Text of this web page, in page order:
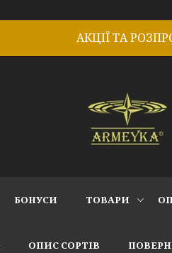
АКЦІЇ ТА
БОНУСИ ТОВАРИ
ОПИС СОРТІВ